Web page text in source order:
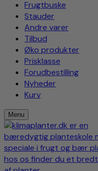
Frugtbuske
Stauder
Andre varer
Tilbud
Øko produkter
Prisklasse
Forudbestilling
Nyheder
Kurv
Menu